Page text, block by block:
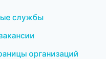
службы
организаций